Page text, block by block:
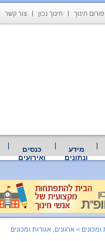
פורום חינוך חינוך נכון צור קשר
מידע
ונתונים
כנסים
ואירועים
ומכונים > ארגונים, אגודות ומכונים